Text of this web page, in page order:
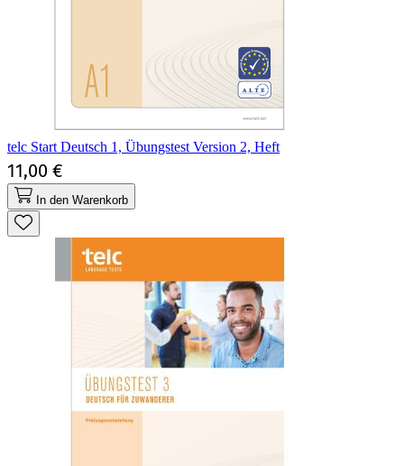
telc Start Deutsch 1, Übungstest Version 2, Heft
11,00 €
In den Warenkorb